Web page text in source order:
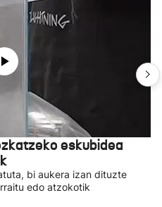
eskubidea
bi aukera izan dituzte
edo atzokotik